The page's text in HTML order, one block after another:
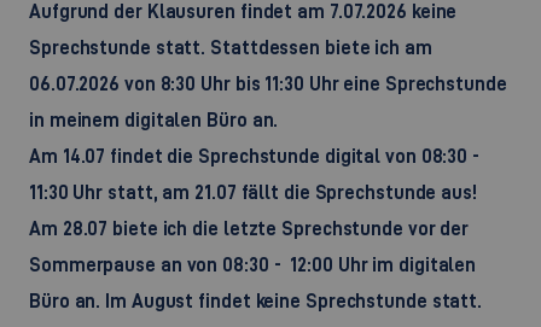
Aufgrund der Klausuren findet am 7.07.2026 keine
Sprechstunde statt. Stattdessen biete ich am
06.07.2026 von 8:30 Uhr bis 11:30 Uhr eine Sprechstunde
in meinem digitalen Büro an.
Am 14.07 findet die Sprechstunde digital von 08:30 -
11:30 Uhr statt, am 21.07 fällt die Sprechstunde aus!
Am 28.07 biete ich die letzte Sprechstunde vor der
Sommerpause an von 08:30 - 12:00 Uhr im digitalen
Büro an. Im August findet keine Sprechstunde statt.